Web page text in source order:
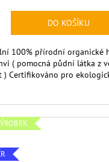
DO KOŠÍKU
100% přírodní organické
( pomocná půdní látka z
) Certifikováno pro